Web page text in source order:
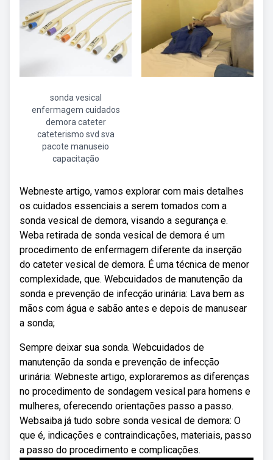
sonda vesical
enfermagem cuidados
demora cateter
cateterismo svd sva
pacote manuseio
capacitação
Webneste artigo, vamos explorar com mais detalhes
os cuidados essenciais a serem tomados com a
sonda vesical de demora, visando a segurança e.
Weba retirada de sonda vesical de demora é um
procedimento de enfermagem diferente da inserção
do cateter vesical de demora. É uma técnica de menor
complexidade, que. Webcuidados de manutenção da
sonda e prevenção de infecção urinária: Lava bem as
mãos com água e sabão antes e depois de manusear
a sonda;
Sempre deixar sua sonda. Webcuidados de
manutenção da sonda e prevenção de infecção
urinária: Webneste artigo, exploraremos as diferenças
no procedimento de sondagem vesical para homens e
mulheres, oferecendo orientações passo a passo.
Websaiba já tudo sobre sonda vesical de demora: O
que é, indicações e contraindicações, materiais, passo
a passo do procedimento e complicações.